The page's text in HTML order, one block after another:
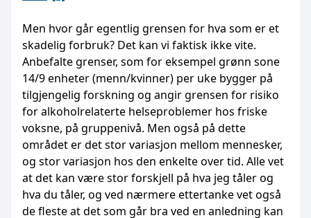
Men hvor går egentlig grensen for hva som er et
skadelig forbruk? Det kan vi faktisk ikke vite.
Anbefalte grenser, som for eksempel grønn sone
14/9 enheter (menn/kvinner) per uke bygger på
tilgjengelig forskning og angir grensen for risiko
for alkoholrelaterte helseproblemer hos friske
voksne, på gruppenivå. Men også på dette
området er det stor variasjon mellom mennesker,
og stor variasjon hos den enkelte over tid. Alle vet
at det kan være stor forskjell på hva jeg tåler og
hva du tåler, og ved nærmere ettertanke vet også
de fleste at det som går bra ved en anledning kan